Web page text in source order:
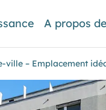
A propos
ville – Emplacement